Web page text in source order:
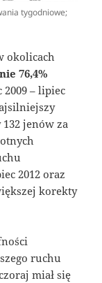
tygodniowe;
okolicach
76,4%
– lipiec
jenów za
2012 oraz
korekty
ruchu
miał się